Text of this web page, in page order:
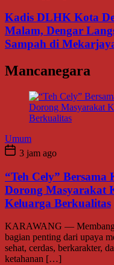
Kadis DLHK Kota
Malam, Dengar
Sampah di
Mancanegara
Umum
3 jam ago
“Teh Cely”
Dorong Masyarakat
Keluarga Berkualitas
KARAWANG —
bagian penting dari upaya
sehat, cerdas, berkarakter,
ketahanan […]